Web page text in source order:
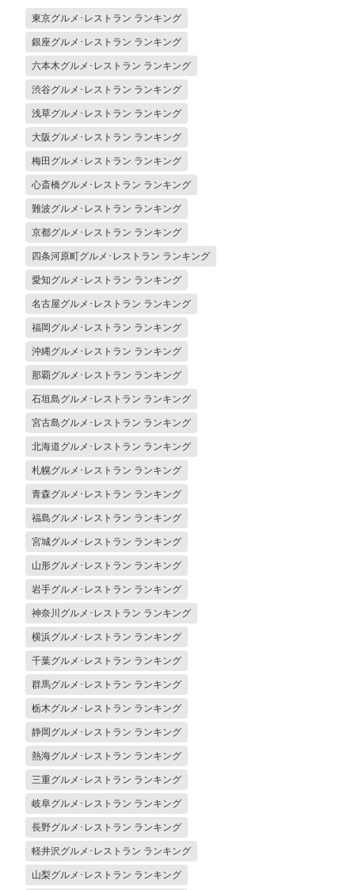
東京グルメ･レストラン ランキング
銀座グルメ･レストラン ランキング
六本木グルメ･レストラン ランキング
渋谷グルメ･レストラン ランキング
浅草グルメ･レストラン ランキング
大阪グルメ･レストラン ランキング
梅田グルメ･レストラン ランキング
心斎橋グルメ･レストラン ランキング
難波グルメ･レストラン ランキング
京都グルメ･レストラン ランキング
四条河原町グルメ･レストラン ランキング
愛知グルメ･レストラン ランキング
名古屋グルメ･レストラン ランキング
福岡グルメ･レストラン ランキング
沖縄グルメ･レストラン ランキング
那覇グルメ･レストラン ランキング
石垣島グルメ･レストラン ランキング
宮古島グルメ･レストラン ランキング
北海道グルメ･レストラン ランキング
札幌グルメ･レストラン ランキング
青森グルメ･レストラン ランキング
福島グルメ･レストラン ランキング
宮城グルメ･レストラン ランキング
山形グルメ･レストラン ランキング
岩手グルメ･レストラン ランキング
神奈川グルメ･レストラン ランキング
横浜グルメ･レストラン ランキング
千葉グルメ･レストラン ランキング
群馬グルメ･レストラン ランキング
栃木グルメ･レストラン ランキング
静岡グルメ･レストラン ランキング
熱海グルメ･レストラン ランキング
三重グルメ･レストラン ランキング
岐阜グルメ･レストラン ランキング
長野グルメ･レストラン ランキング
軽井沢グルメ･レストラン ランキング
山梨グルメ･レストラン ランキング